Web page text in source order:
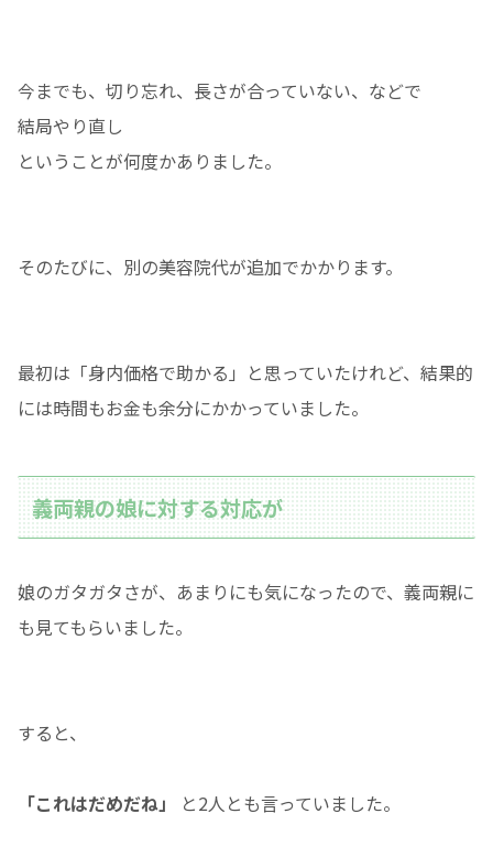
今までも、切り忘れ、長さが合っていない、などで
結局やり直し
ということが何度かありました。
そのたびに、別の美容院代が追加でかかります。
最初は「身内価格で助かる」と思っていたけれど、結果的
には時間もお金も余分にかかっていました。
義両親の娘に対する対応が
娘のガタガタさが、あまりにも気になったので、義両親に
も見てもらいました。
すると、
「これはだめだね」 と2人とも言っていました。